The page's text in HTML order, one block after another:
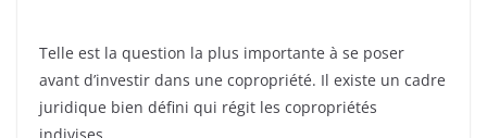
Telle est la question la plus importante à se poser
avant d’investir dans une copropriété. Il existe un cadre
juridique bien défini qui régit les copropriétés